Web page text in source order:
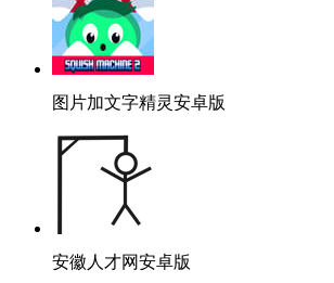
图片加文字精灵安卓版
安徽人才网安卓版